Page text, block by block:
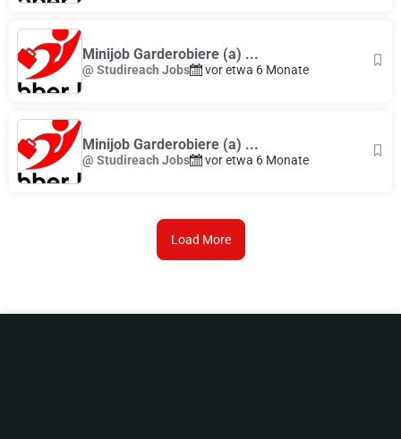
Minijob Garderobiere (a) ...
@ Studireach Jobs vor etwa 6 Monate
Minijob Garderobiere (a) ...
@ Studireach Jobs vor etwa 6 Monate
Load More